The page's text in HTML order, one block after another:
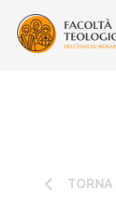
keyboard_arrow_left TORNA